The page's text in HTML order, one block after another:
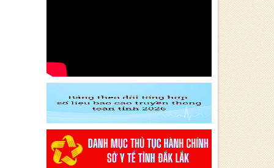
2024 - Lĩnh vực Y tế
Văn bản 24/KH-SYT về việc thực hiện
Chương trình hành động thực hiện Nghị
quyết số 01/NQ-CP ngày 05/01/2024 của
Chính phủ về nhiệm vụ, giải pháp chủ yếu
thực hiện Kế hoạch phát triển kinh tế - xã
hội và Dự toán ngân sách nhà nước năm
2024 - Lĩnh vực Y tế